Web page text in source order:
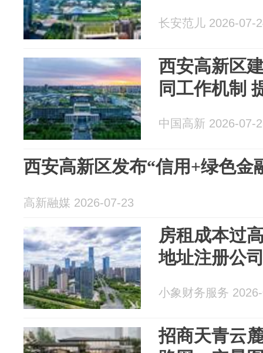
长安范儿 2026-07-
西安高新区
同工作机制
中国高新 2026-07-
西安高新区发布“信用+绿色金
高新融媒 2026-07-23
房租成本过
地址注册公
小象财务服务
招商天青云